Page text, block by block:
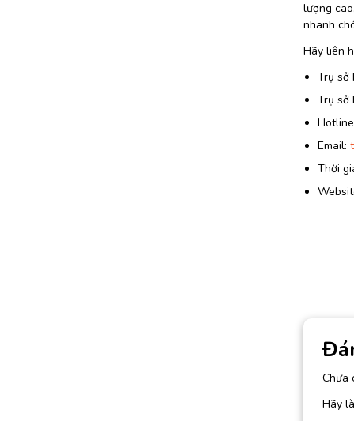
lượng
nhanh
Hãy liên
Trụ sở
Trụ sở
Email:
Thời
Chưa
Hãy